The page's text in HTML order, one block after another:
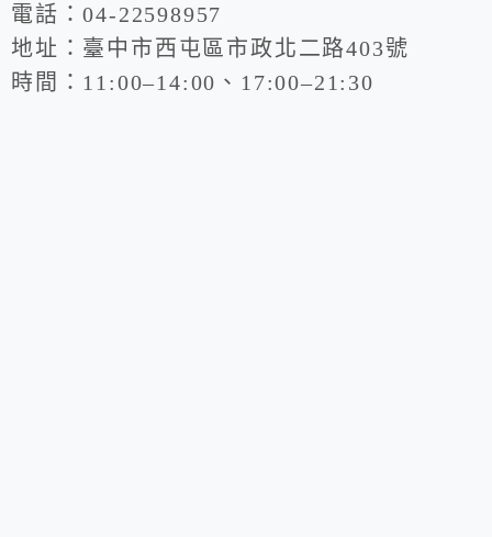
電話：04-22598957
地址：臺中市西屯區市政北二路403號
時間：11:00–14:00、17:00–21:30